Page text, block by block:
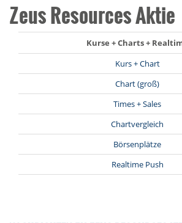
Zeus Resources Aktie
Kurse + Charts +
Kurs + Chart
Chart (groß)
Times + Sales
Chartvergleich
Börsenplätze
Realtime Push